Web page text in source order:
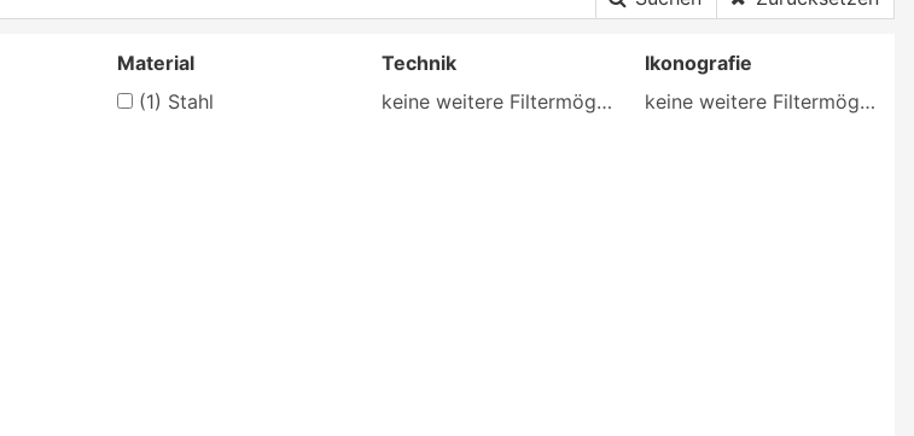
Material
(1) Stahl
Technik
keine weitere Filtermöglichkeit
Ikonografie
keine weitere Filtermöglichkeit